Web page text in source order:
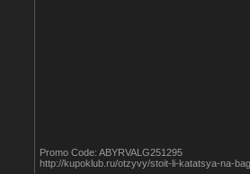
Promo Code: ABYRVALG251295
http://kupoklub.ru/otzyvy/stoit-li-katatsya-na-